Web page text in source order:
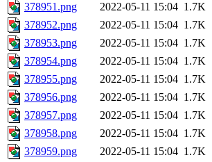
378951.png
2022-05-11 15:04 1.7K
378952.png
2022-05-11 15:04 1.7K
378953.png
2022-05-11 15:04 1.7K
378954.png
2022-05-11 15:04 1.7K
378955.png
2022-05-11 15:04 1.7K
378956.png
2022-05-11 15:04 1.7K
378957.png
2022-05-11 15:04 1.7K
378958.png
2022-05-11 15:04 1.7K
378959.png
2022-05-11 15:04 1.7K